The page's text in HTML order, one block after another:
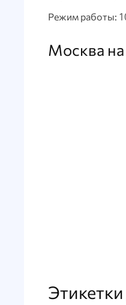
Режим работы:
Москва на